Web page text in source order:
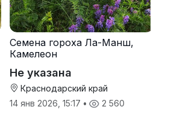
Семена гороха Ла-Манш,
Камелеон
Не указана
Краснодарский край
14 янв 2026, 15:17 • 2 560